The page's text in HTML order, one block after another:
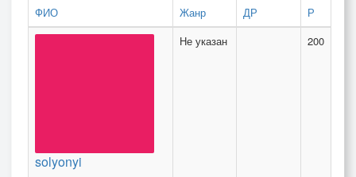
ФИО Жанр ДР Р
solyonyi
Не указан 200